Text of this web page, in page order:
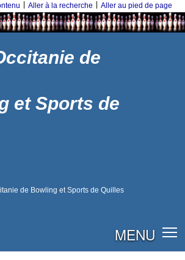
Aller à la recherche Aller au pied de page
de
et Sports de
de Bowling et Sports de Quilles
MENU